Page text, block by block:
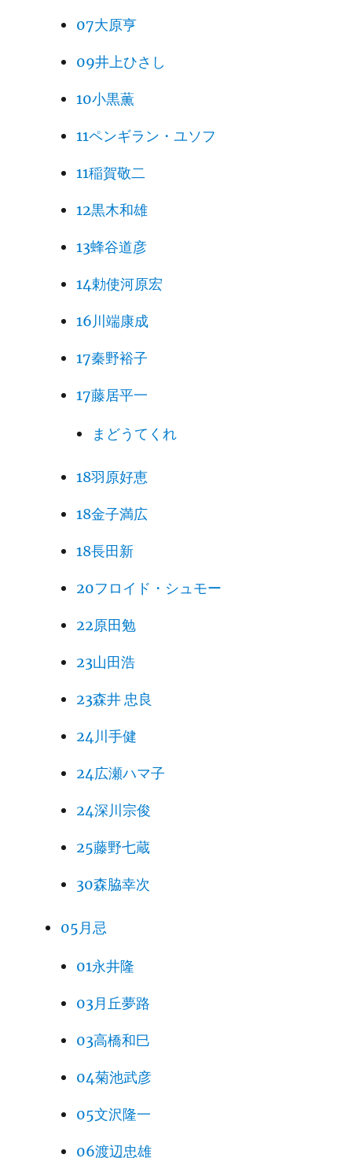
07大原亨
09井上ひさし
10小黒薫
11ペンギラン・ユソフ
11稲賀敬二
12黒木和雄
13蜂谷道彦
14勅使河原宏
16川端康成
17秦野裕子
17藤居平一
まどうてくれ
18羽原好恵
18金子満広
18長田新
20フロイド・シュモー
22原田勉
23山田浩
23森井 忠良
24川手健
24広瀬ハマ子
24深川宗俊
25藤野七蔵
30森脇幸次
05月忌
01永井隆
03月丘夢路
03高橋和巳
04菊池武彦
05文沢隆一
06渡辺忠雄